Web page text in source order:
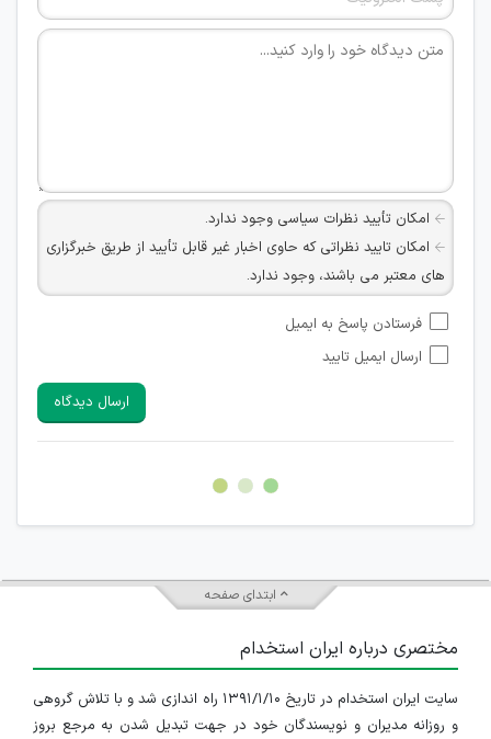
امکان تأیید نظرات سیاسی وجود ندارد.
امکان تایید نظراتی که حاوی اخبار غیر قابل تأیید از طریق خبرگزاری
های معتبر می باشند، وجود ندارد.
شبکه های مجازی ارتباطی می باشند وجود ندارد.
امکان تأیید نظرات کاربرانی که به هر طریقی قصد مأیوس کردن
هرگونه تحریک، تحقیر و کنایه به سایر افراد (مسئول و غیر مسئول)
غیر مجاز می باشد.
امکان هماهنگی برای هرگونه ملاقات حضوری چه به صورت دسته
فرستادن پاسخ به ایمیل
ارسال ایمیل تایید
ارسال دیدگاه
ابتدای صفحه
مختصری درباره ایران استخدام
سایت ایران استخدام در تاریخ ۱۳۹۱/۱/۱۰ راه اندازی شد و با تلاش گروهی
و روزانه مدیران و نویسندگان خود در جهت تبدیل شدن به مرجع بروز